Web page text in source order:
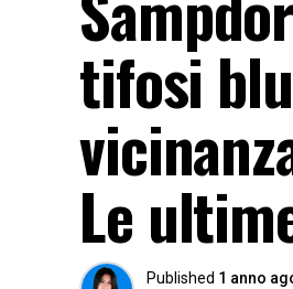
tifosi
Le
Published 1 anno